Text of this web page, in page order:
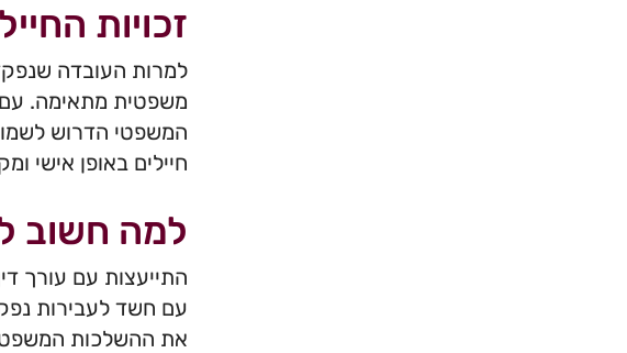
זכויות
למרות העובדה
משפטית מתאימה. עם
המשפטי הדרוש
חיילים באופן אישי
למה חשוב
התייעצות עם עורך
עם חשד לעבירות
את ההשלכות